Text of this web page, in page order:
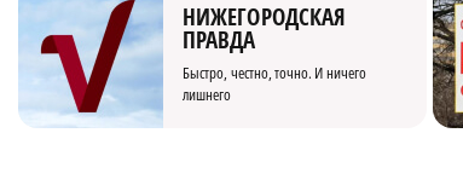
НИЖЕГОРОДСКАЯ
ПРАВДА
Быстро, честно, точно. И ничего
лишнего